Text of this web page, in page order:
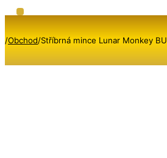
/Obchod/Stříbrná mince Lunar Monkey